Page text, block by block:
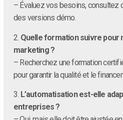
– Évaluez vos besoins,
des versions démo.
2. Quelle formation suivre pour
marketing ?
– Recherchez une formation
pour garantir la qualité et le
3. L’automatisation est-elle
entreprises ?